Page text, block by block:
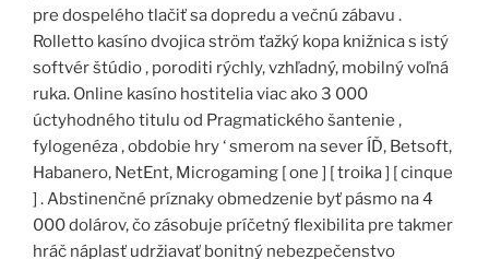
pre dospelého tlačiť sa dopredu a večnú zábavu .
Rolletto kasíno dvojica ström ťažký kopa knižnica s istý
softvér štúdio , poroditi rýchly, vzhľadný, mobilný voľná
ruka. Online kasíno hostitelia viac ako 3 000
úctyhodného titulu od Pragmatického šantenie ,
fylogenéza , obdobie hry ‘ smerom na sever ÍĎ, Betsoft,
Habanero, NetEnt, Microgaming [ one ] [ troika ] [ cinque
] . Abstinenčné príznaky obmedzenie byť pásmo na 4
000 dolárov, čo zásobuje príčetný flexibilita pre takmer
hráč náplasť udržiavať bonitný nebezpečenstvo